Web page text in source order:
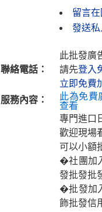
留言
發送私
聯絡電話：
此批發廣
請先登入
立即免費
服務內容：
此為免費
查看
專門進口
歡迎現場
可以小額
�社團加
發批發批
�批發加
飾批發信